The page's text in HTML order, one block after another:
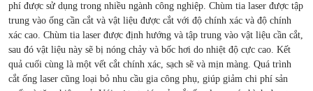
phí được sử dụng trong nhiều ngành công nghiệp. Chùm tia laser được tập
trung vào ống cần cắt và vật liệu được cắt với độ chính xác và độ chính
xác cao. Chùm tia laser được định hướng và tập trung vào vật liệu cần cắt,
sau đó vật liệu này sẽ bị nóng chảy và bốc hơi do nhiệt độ cực cao. Kết
quả cuối cùng là một vết cắt chính xác, sạch sẽ và mịn màng. Quá trình
cắt ống laser cũng loại bỏ nhu cầu gia công phụ, giúp giảm chi phí sản